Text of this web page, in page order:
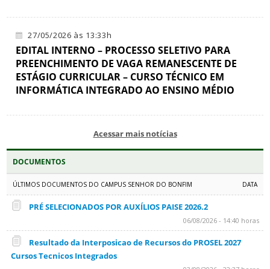
27/05/2026 às 13:33h
EDITAL INTERNO – PROCESSO SELETIVO PARA
PREENCHIMENTO DE VAGA REMANESCENTE DE
ESTÁGIO CURRICULAR – CURSO TÉCNICO EM
INFORMÁTICA INTEGRADO AO ENSINO MÉDIO
Acessar mais notícias
DOCUMENTOS
ÚLTIMOS DOCUMENTOS DO CAMPUS SENHOR DO BONFIM DATA
PRÉ SELECIONADOS POR AUXÍLIOS PAISE 2026.2
06/08/2026 - 14:40 horas
Resultado da Interposicao de Recursos do PROSEL 2027
Cursos Tecnicos Integrados